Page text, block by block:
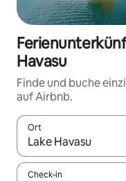
Havasu
Finde und buche
auf Airbnb.
Ort
Wenn Ergebnisse
Check-in